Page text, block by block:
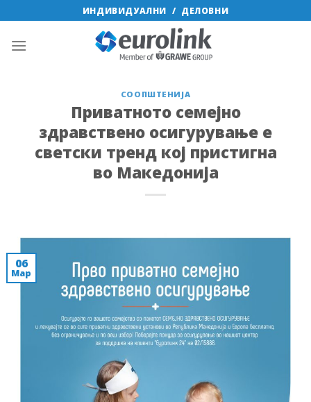
to
content
ИНДИВИДУАЛНИ / ДЕЛОВНИ
СООПШТЕНИЈА
Приватното семејно
здравствено осигурување е
светски тренд кој пристигна
во Македонија
06
Мар